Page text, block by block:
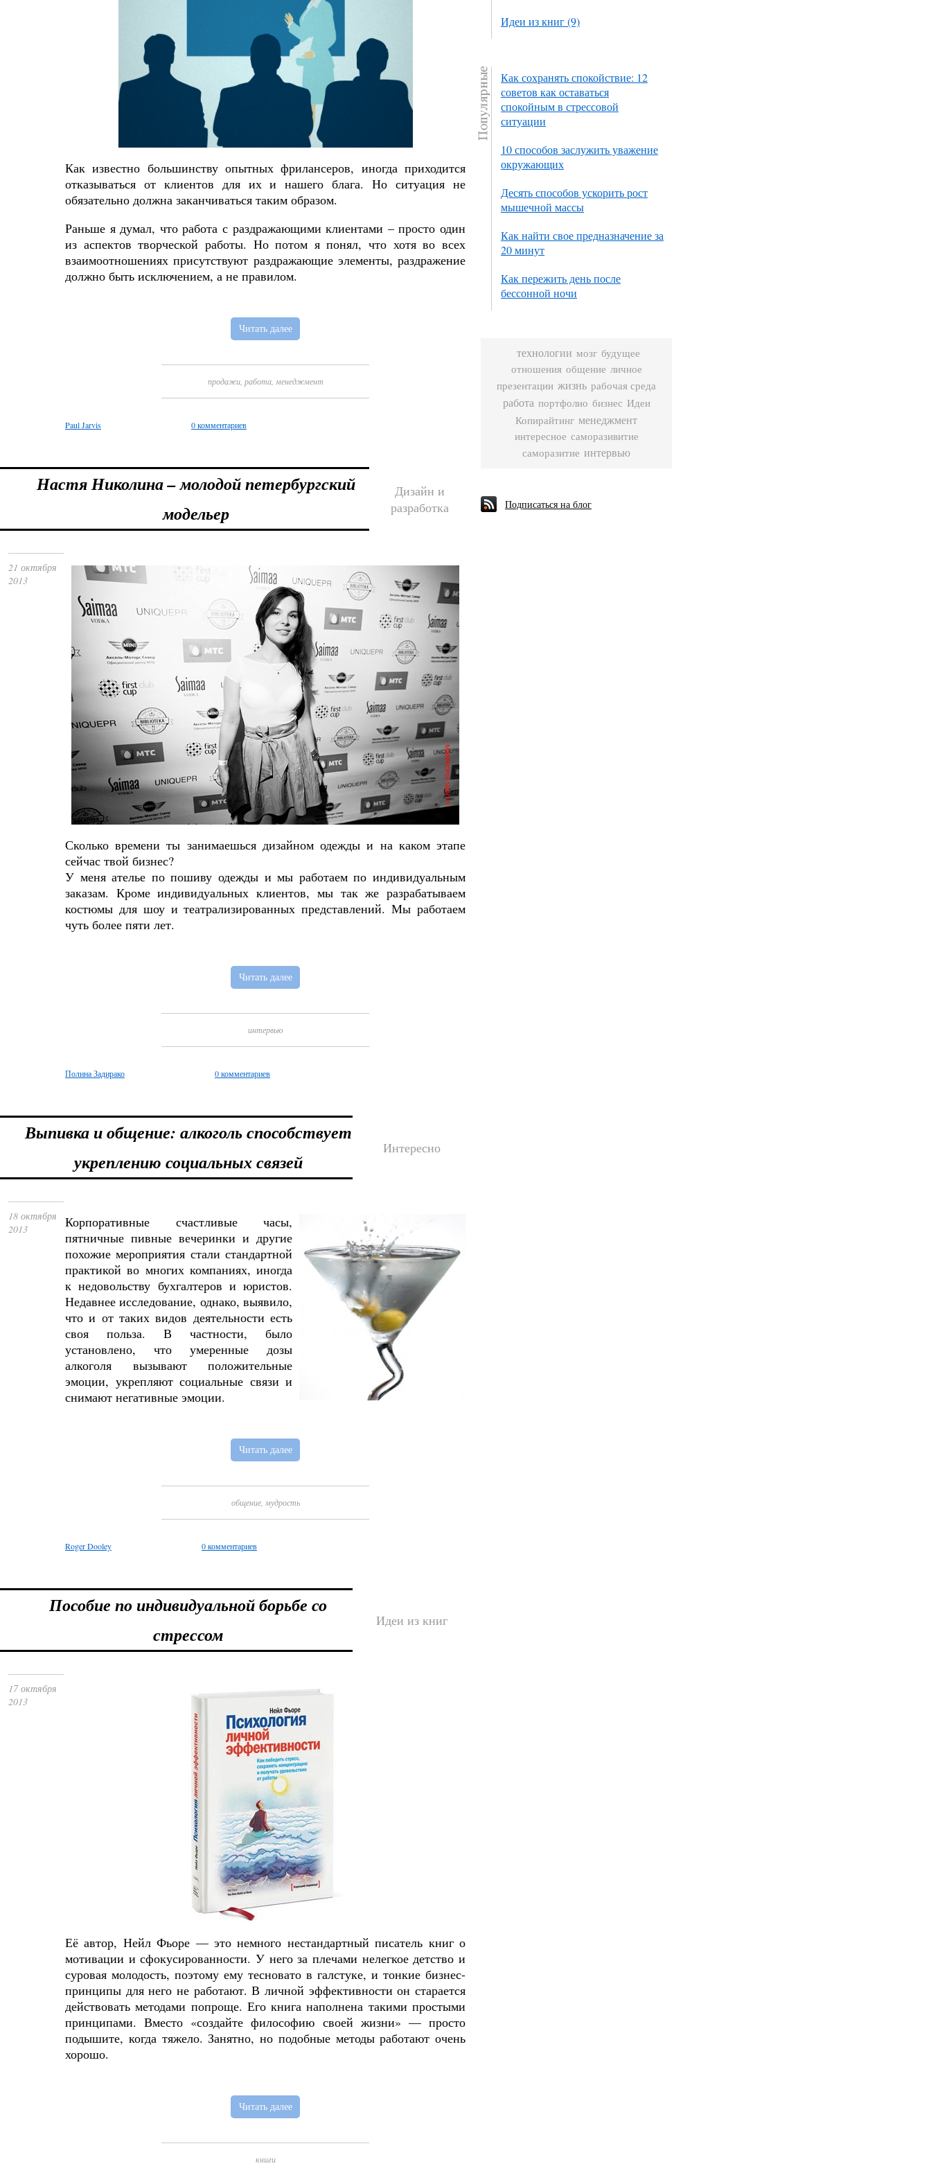
Как известно большинству опытных фрилансеров, иногда приходится
отказываться от клиентов для их и нашего блага. Но ситуация не
обязательно должна заканчиваться таким образом.
Раньше я думал, что работа с раздражающими клиентами – просто один
из аспектов творческой работы. Но потом я понял, что хотя во всех
взаимоотношениях присутствуют раздражающие элементы, раздражение
должно быть исключением, а не правилом.
Читать далее
продажи, работа, менеджмент
Paul Jarvis 0 комментариев
Настя Николина – молодой петербургский
модельер
Дизайн и
разработка
21 октября
2013
Сколько времени ты занимаешься дизайном одежды и на каком этапе
сейчас твой бизнес?
У меня ателье по пошиву одежды и мы работаем по индивидуальным
заказам. Кроме индивидуальных клиентов, мы так же разрабатываем
костюмы для шоу и театрализированных представлений. Мы работаем
чуть более пяти лет.
Читать далее
интервью
Полина Задирако 0 комментариев
Выпивка и общение: алкоголь способствует
укреплению социальных связей
Интересно
18 октября
2013
Корпоративные счастливые часы,
пятничные пивные вечеринки и другие
похожие мероприятия стали стандартной
практикой во многих компаниях, иногда
к недовольству бухгалтеров и юристов.
Недавнее исследование, однако, выявило,
что и от таких видов деятельности есть
своя польза. В частности, было
установлено, что умеренные дозы
алкоголя вызывают положительные
эмоции, укрепляют социальные связи и
снимают негативные эмоции.
Читать далее
общение, мудрость
Roger Dooley 0 комментариев
Пособие по индивидуальной борьбе со
стрессом
Идеи из книг
17 октября
2013
Её автор, Нейл Фьоре — это немного нестандартный писатель книг о
мотивации и сфокусированности. У него за плечами нелегкое детство и
суровая молодость, поэтому ему тесновато в галстуке, и тонкие бизнес-
принципы для него не работают. В личной эффективности он старается
действовать методами попроще. Его книга наполнена такими простыми
принципами. Вместо «создайте философию своей жизни» — просто
подышите, когда тяжело. Занятно, но подобные методы работают очень
хорошо.
Читать далее
книги
Идеи из книг (9)
Как сохранять спокойствие: 12
советов как оставаться
спокойным в стрессовой
ситуации
10 способов заслужить уважение
окружающих
Десять способов ускорить рост
мышечной массы
Как найти свое предназначение за
20 минут
Как пережить день после
бессонной ночи
технологии мозг будущее
отношения общение личное
презентации жизнь рабочая среда
работа портфолио бизнес Идеи
Копирайтинг менеджмент
интересное саморазивитие
саморазитие интервью
Подписаться на блог